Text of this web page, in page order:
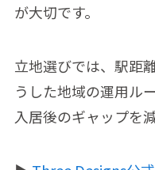
が大切です。
立地選びでは、駅距
うした地域の運用ル
入居後のギャップを